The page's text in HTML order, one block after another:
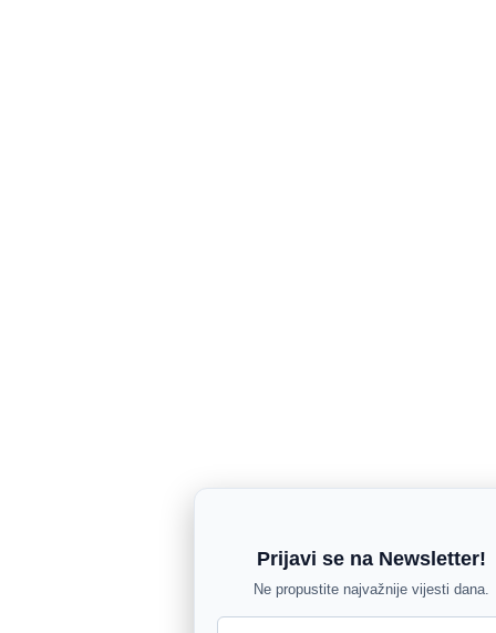
Prijavi se na Newsletter!
Ne propustite najvažnije vijesti dana.